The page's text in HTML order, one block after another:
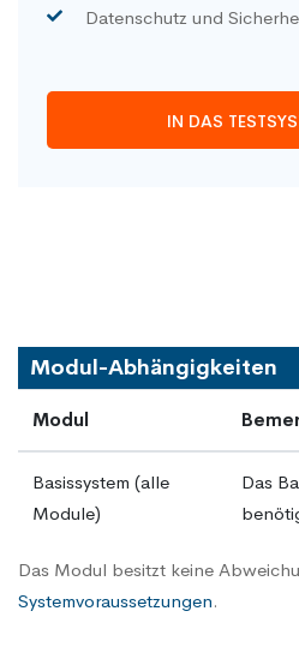
Datenschutz und
IN DAS
Modul-Abhängigkeiten
Modul
Basissystem (alle
Module)
Das
Das Modul besitzt keine
Systemvoraussetzungen.